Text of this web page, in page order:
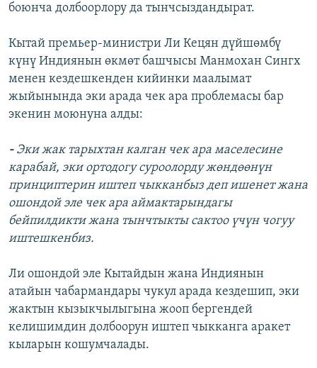
боюнча долбоорлору да тынчсыздандырат.
Кытай премьер-министри Ли Кецян дүйшөмбү
күнү Индиянын өкмөт башчысы Манмохан Сингх
менен кездешкенден кийинки маалымат
жыйынында эки арада чек ара проблемасы бар
экенин моюнуна алды:
-Эки жак тарыхтан калган чек ара маселесине
карабай, эки ортодогу суроолорду жөндөөнүн
принциптерин иштеп чыкканбыз деп ишенет жана
ошондой эле чек ара аймактарындагы
бейпилдикти жана тынчтыкты сактоо үчүн чогуу
иштешкенбиз.
Ли ошондой эле Кытайдын жана Индиянын
атайын чабармандары чукул арада кездешип, эки
жактын кызыкчылыгына жооп бергендей
келишимдин долбоорун иштеп чыкканга аракет
кыларын кошумчалады.